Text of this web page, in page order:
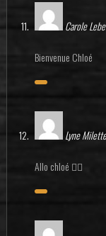
Carole
Bienvenue Chloé
Lyne Milette
Allo chloé 🙋‍♀️